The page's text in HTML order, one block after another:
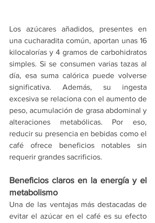
Los azúcares añadidos, presentes en
una cucharadita común, aportan unas 16
kilocalorías y 4 gramos de carbohidratos
simples. Si se consumen varias tazas al
día, esa suma calórica puede volverse
significativa. Además, su ingesta
excesiva se relaciona con el aumento de
peso, acumulación de grasa abdominal y
alteraciones metabólicas. Por eso,
reducir su presencia en bebidas como el
café ofrece beneficios notables sin
requerir grandes sacrificios.
Beneficios claros en la energía y el
metabolismo
Una de las ventajas más destacadas de
evitar el azúcar en el café es su efecto